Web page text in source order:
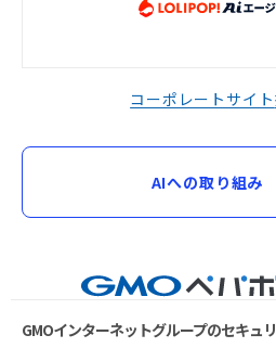
コーポレートサイト
AIへの取り組み
GMOインターネットグループのセキュ